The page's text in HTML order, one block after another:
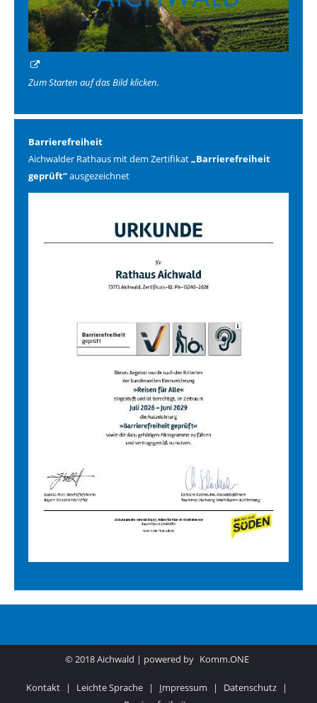
Zum Starten auf das Bild klicken.
Barrierefreiheit
Aichwalder Rathaus mit dem Zertifikat „Barrierefreiheit
geprüft“ausgezeichnet
© 2018 Aichwald | powered by Komm.ONE
Kontakt | Leichte Sprache | Impressum | Datenschutz
|